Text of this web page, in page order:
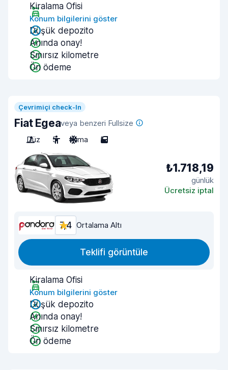
Kiralama Ofisi
Konum bilgilerini göster
Düşük depozito
Anında onay!
Sınırsız kilometre
Ön ödeme
Çevrimiçi check-In
Fiat Egeaveya benzeri Fullsize
Düz
5 Klima 5
₺1.718,19
günlük
Ücretsiz iptal
7,4 Ortalama Altı
Teklifi görüntüle
Kiralama Ofisi
Konum bilgilerini göster
Düşük depozito
Anında onay!
Sınırsız kilometre
Ön ödeme